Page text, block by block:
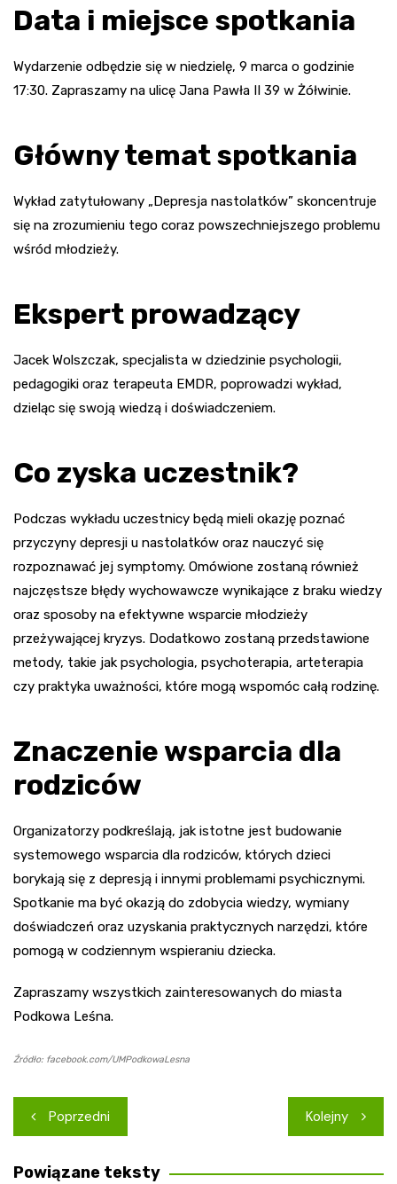
Data i miejsce spotkania
Wydarzenie odbędzie się w niedzielę, 9 marca o godzinie
17:30. Zapraszamy na ulicę Jana Pawła II 39 w Żółwinie.
Główny temat spotkania
Wykład zatytułowany „Depresja nastolatków” skoncentruje
się na zrozumieniu tego coraz powszechniejszego problemu
wśród młodzieży.
Ekspert prowadzący
Jacek Wolszczak, specjalista w dziedzinie psychologii,
pedagogiki oraz terapeuta EMDR, poprowadzi wykład,
dzieląc się swoją wiedzą i doświadczeniem.
Co zyska uczestnik?
Podczas wykładu uczestnicy będą mieli okazję poznać
przyczyny depresji u nastolatków oraz nauczyć się
rozpoznawać jej symptomy. Omówione zostaną również
najczęstsze błędy wychowawcze wynikające z braku wiedzy
oraz sposoby na efektywne wsparcie młodzieży
przeżywającej kryzys. Dodatkowo zostaną przedstawione
metody, takie jak psychologia, psychoterapia, arteterapia
czy praktyka uważności, które mogą wspomóc całą rodzinę.
Znaczenie wsparcia dla
rodziców
Organizatorzy podkreślają, jak istotne jest budowanie
systemowego wsparcia dla rodziców, których dzieci
borykają się z depresją i innymi problemami psychicznymi.
Spotkanie ma być okazją do zdobycia wiedzy, wymiany
doświadczeń oraz uzyskania praktycznych narzędzi, które
pomogą w codziennym wspieraniu dziecka.
Zapraszamy wszystkich zainteresowanych do miasta
Podkowa Leśna.
Źródło: facebook.com/UMPodkowaLesna
Nawigacja
wpisu
Poprzedni Kolejny
Powiązane teksty